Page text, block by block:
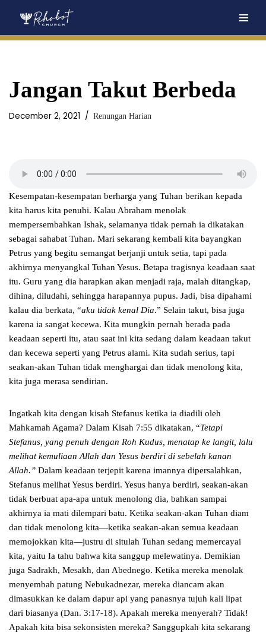
Jangan Takut Berbeda
December 2, 2021 Renungan Harian
Kesempatan-kesempatan berharga yang Tuhan berikan kepada
kita harus kita penuhi. Kalau Abraham menolak
mempersembahkan Ishak, selamanya tidak pernah ia dikatakan
sebagai sahabat Tuhan. Mari sekarang kembali kita bayangkan
Petrus yang begitu semangat berjanji untuk setia, tapi pada
akhirnya menyangkal Tuhan Yesus. Betapa tragisnya keadaan saat
itu. Guru yang dia harapkan akan menjadi raja, malah ditangkap,
dihina, diludahi, sehingga harapannya pupus. Jadi, bisa dipahami
kalau dia berkata, “aku tidak kenal Dia.” Selain takut, bisa juga
karena ia sangat kecewa. Kita mungkin pernah berada pada
keadaan seperti itu, atau saat ini kita sedang dalam keadaan takut
dan kecewa seperti yang Petrus alami. Kita sudah serius, tapi
seakan-akan Tuhan tidak menghargai dan tidak menolong kita,
kita juga merasa sendirian.
Ingatkah kita dengan kisah Stefanus ketika ia diadili oleh
Mahkamah Agama? Dalam Kisah 7:55 dikatakan, “Tetapi
Stefanus, yang penuh dengan Roh Kudus, menatap ke langit, lalu
melihat kemuliaan Allah dan Yesus berdiri di sebelah kanan
Allah.” Dalam keadaan terjepit karena imannya dipersalahkan,
Stefanus melihat Yesus berdiri. Yesus hanya berdiri, seakan-akan
tidak berbuat apa-apa untuk menolong dia, bahkan sampai
akhirnya ia mati dilempari batu. Ketika seakan-akan Tuhan diam
dan tidak menolong kita—ketika seakan-akan semua keadaan
memojokkan kita—justru di situlah Tuhan sedang memercayai
kita, yaitu Ia tahu bahwa kita sanggup melewatinya. Demikian
juga Sadrakh, Mesakh, dan Abednego. Ketika mereka menolak
menyembah patung Nebukadnezar, mereka diancam akan
dimasukkan ke dalam dapur api yang panasnya tujuh kali lipat
dari biasanya (Dan. 3:17-18). Apakah mereka menyerah? Tidak!
Apakah kita bisa sekonsisten mereka? Sanggupkah kita sekarang